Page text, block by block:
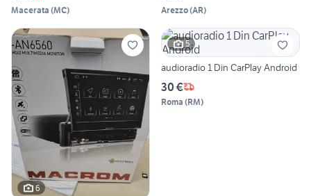
Macerata (MC) Arezzo(AR)
6
5
audioradio 1 Din CarPlay Android
30 €
Roma (RM)